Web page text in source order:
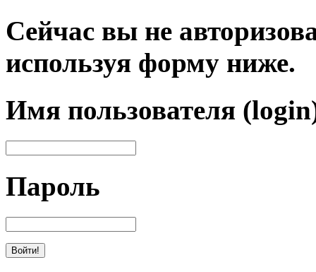
Сейчас вы не
используя форму ниже.
Имя пользователя
Пароль